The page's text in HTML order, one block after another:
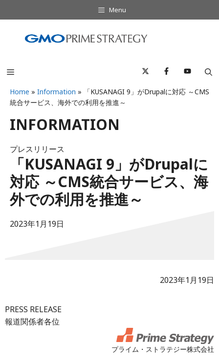
ン
Menu
Menu
Home » Information »
「KUSANAGI 9」がDrupalに対応 ～CMS
統合サービス、海外での利用を推進～
INFORMATION
プレスリリース
「KUSANAGI 9」がDrupalに
対応 ～CMS統合サービス、海
外での利用を推進～
2023年1月19日
2023年1月19日
PRESS RELEASE
報道関係者各位
プライム・ストラテジー株式会社